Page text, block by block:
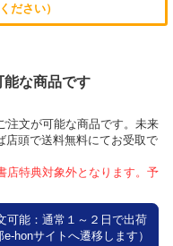
ださい）
な商品です
注文が可能な商品です。未来
店頭で送料無料にてお受取で
店特典対象外となります。予
可能：通常１～２日で出荷
e-honサイトへ遷移します）